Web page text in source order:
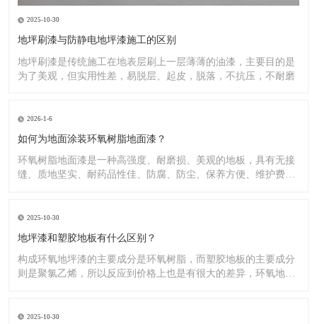
2025-10-30
地坪刷漆与防静电地坪漆施工的区别
地坪刷漆是传统施工在地表层刷上一层薄薄的油漆，主要目的是
为了美观，但实用性差，易脱层、起皮，脱落，不抗压，不耐磨
2026-1-6
如何为地面涂装环氧树脂地面漆？
环氧树脂地面漆是一种高强度、耐磨损、美观的地板，具有无接
缝、质地坚实、耐药品性佳、防腐、防尘、保养方便、维护费用
2025-10-30
地坪漆和塑胶地板有什么区别？
构成环氧地坪漆的主要成分是环氧树脂，而塑胶地板的主要成分
则是聚氯乙烯，所以反应到价格上也是有很大的差异，环氧地坪
2025-10-30